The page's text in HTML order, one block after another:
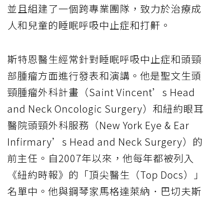
並且組建了一個跨專業團隊，致力於治療成
人和兒童的睡眠呼吸中止症和打鼾。
斯特恩醫生經常針對睡眠呼吸中止症和頭頸
部腫瘤方面進行發表和演講。他是聖文生頭
頸腫瘤外科計畫（Saint Vincent’s Head
and Neck Oncologic Surgery）和紐約眼耳
醫院頭頸外科服務（New York Eye & Ear
Infirmary’s Head and Neck Surgery）的
前主任。自2007年以來，他每年都被列入
《紐約時報》的「頂尖醫生（Top Docs）」
名單中。他與鋼琴家馬格達萊納．巴切夫斯